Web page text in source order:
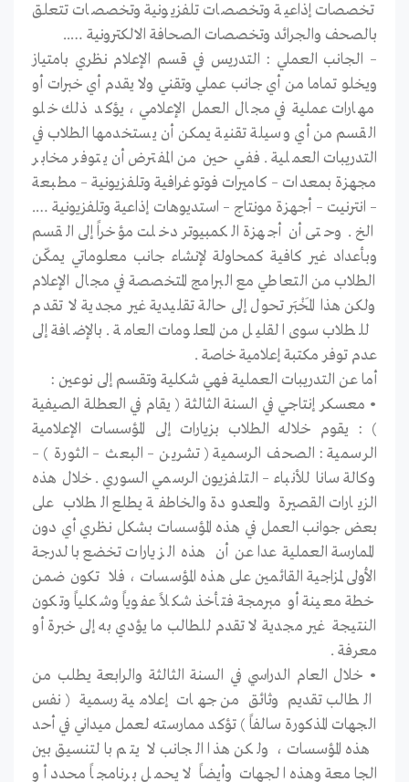
تخصصات إذاعية وتخصصات تلفزيونية وتخصصات تتعلق
بالصحف والجرائد وتخصصات الصحافة الالكترونية …..
– الجانب العملي : التدريس في قسم الإعلام نظري بامتياز
ويخلو تماما من أي جانب عملي وتقني ولا يقدم أي خبرات أو
مهارات عملية في مجال العمل الإعلامي ، يؤكد ذلك خلو
القسم من أي وسيلة تقنية يمكن أن يستخدمها الطلاب في
التدريبات العملية . ففي حين من المفترض أن يتوفر مخابر
مجهزة بمعدات – كاميرات فوتوغرافية وتلفزيونية – مطبعة
– انترنيت – أجهزة مونتاج – استديوهات إذاعية وتلفزيونية ….
الخ . وحتى أن أجهزة الكمبيوتر دخلت مؤخراً إلى القسم
وبأعداد غير كافية كمحاولة لإنشاء جانب معلوماتي يمكّن
الطلاب من التعاطي مع البرامج المتخصصة في مجال الإعلام
ولكن هذا المَخْبَر تحول إلى حالة تقليدية غير مجدية لا تقدم
للطلاب سوى القليل من المعلومات العامة . بالإضافة إلى
عدم توفر مكتبة إعلامية خاصة .
أما عن التدريبات العملية فهي شكلية وتقسم إلى نوعين :
• معسكر إنتاجي في السنة الثالثة ( يقام في العطلة الصيفية
) : يقوم خلاله الطلاب بزيارات إلى المؤسسات الإعلامية
الرسمية : الصحف الرسمية ( تشرين – البعث – الثورة ) –
وكالة سانا للأنباء – التلفزيون الرسمي السوري . خلال هذه
الزيارات القصيرة والمعدودة والخاطفة يطلع الطلاب على
بعض جوانب العمل في هذه المؤسسات بشكل نظري أي دون
الممارسة العملية عدا عن أن هذه الزيارات تخضع بالدرجة
الأولى لمزاجية القائمين على هذه المؤسسات ، فلا تكون ضمن
خطة معينة أو مبرمجة فتأخذ شكلاً عفوياً وشكلياً وتكون
النتيجة غير مجدية لا تقدم للطالب ما يؤدي به إلى خبرة أو
معرفة .
• خلال العام الدراسي في السنة الثالثة والرابعة يطلب من
الطالب تقديم وثائق من جهات إعلامية رسمية ( نفس
الجهات المذكورة سالفاً ) تؤكد ممارسته لعمل ميداني في أحد
هذه المؤسسات ، ولكن هذا الجانب لا يتم بالتنسيق بين
الجامعة وهذه الجهات وأيضاً لا يحمل برنامجاً محدد أو